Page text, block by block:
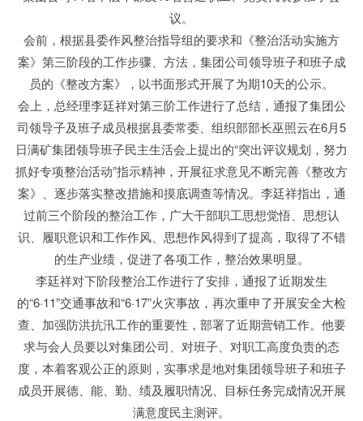
议。
会前，根据县委作风整治指导组的要求和《整治活动实施方
案》第三阶段的工作步骤、方法，集团公司领导班子和班子成
员的《整改方案》，以书面形式开展了为期10天的公示。
会上，总经理李廷祥对第三阶工作进行了总结，通报了集团公
司领导子及班子成员根据县委常委、组织部部长巫照云在6月5
日满矿集团领导班子民主生活会上提出的“突出评议规划，努力
抓好专项整治活动”指示精神，开展征求意见不断完善《整改方
案》、逐步落实整改措施和摸底调查等情况。李廷祥指出，通
过前三个阶段的整治工作，广大干部职工思想觉悟、思想认
识、履职意识和工作作风、思想作风得到了提高，取得了不错
的生产业绩，促进了各项工作，整治效果明显。
李廷祥对下阶段整治工作进行了安排，通报了近期发生
的“6·11”交通事故和“6·17”火灾事故，再次重申了开展安全大检
查、加强防洪抗汛工作的重要性，部署了近期营销工作。他要
求与会人员要以对集团公司、对班子、对职工高度负责的态
度，本着客观公正的原则，实事求是地对集团领导班子和班子
成员开展德、能、勤、绩及履职情况、目标任务完成情况开展
满意度民主测评。